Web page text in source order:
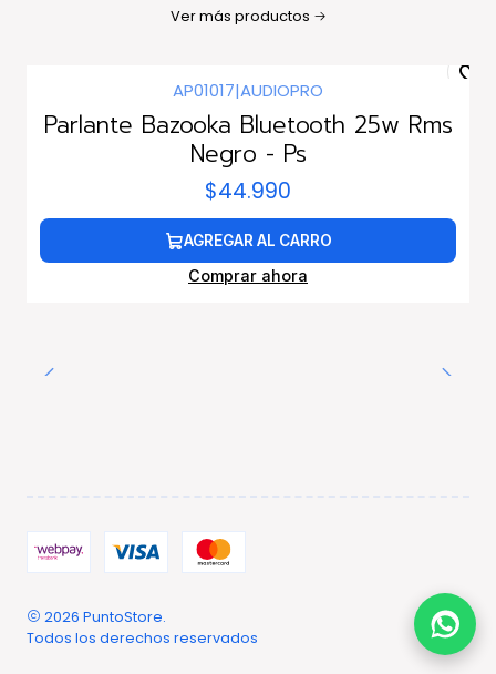
Ver más productos
AP01017|AUDIOPRO
Parlante Bazooka Bluetooth 25w Rms
Negro - Ps
$44.990
AGREGAR AL CARRO
Comprar ahora
2026 PuntoStore.
Todos los derechos reservados